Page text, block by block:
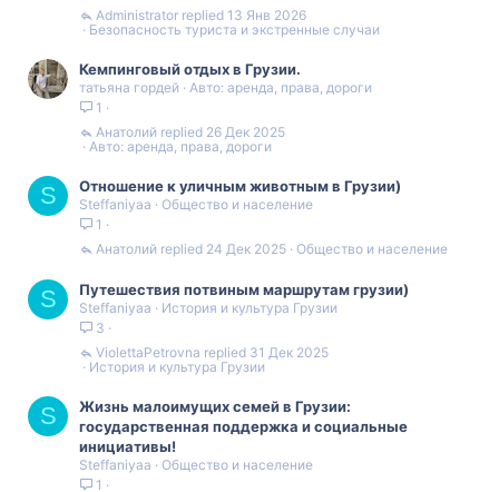
Безопасность туриста и экстренные случаи
13 Янв 2026
Administrator
Кемпинговый отдых в Грузии.
татьяна гордей
Авто: аренда, права, дороги
1
Авто: аренда, права, дороги
26 Дек 2025
Анатолий
S Отношение к уличным животным в Грузии)
Steffaniyaa
Общество и население
1
Общество и население
24 Дек 2025
Анатолий
S Путешествия потвиным маршрутам грузии)
Steffaniyaa
История и культура Грузии
3
История и культура Грузии
31 Дек 2025
ViolettaPetrovna
S
Жизнь малоимущих семей в Грузии:
государственная поддержка и социальные
инициативы!
Steffaniyaa
Общество и население
1